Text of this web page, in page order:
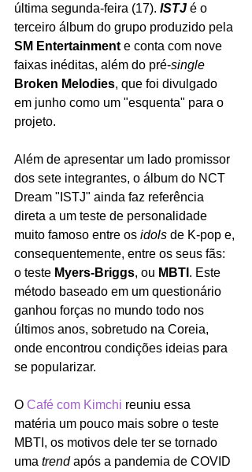
última segunda-feira (17). ISTJ é o
terceiro álbum do grupo produzido pela
SM Entertainment e conta com nove
faixas inéditas, além do pré-single
Broken Melodies, que foi divulgado
em junho como um "esquenta" para o
projeto.
Além de apresentar um lado promissor
dos sete integrantes, o álbum do NCT
Dream "ISTJ" ainda faz referência
direta a um teste de personalidade
muito famoso entre os idols de K-pop e,
consequentemente, entre os seus fãs:
o teste Myers-Briggs, ou MBTI . Este
método baseado em um questionário
ganhou forças no mundo todo nos
últimos anos, sobretudo na Coreia,
onde encontrou condições ideias para
se popularizar.
O Café com Kimchi reuniu essa
matéria um pouco mais sobre o teste
MBTI, os motivos dele ter se tornado
uma trend após a pandemia de COVID